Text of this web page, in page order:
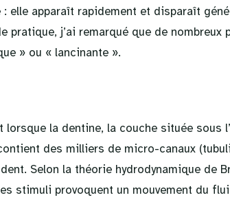
elle apparaît rapidement et disparaît
pratique, j’ai remarqué que de nombreux
» ou « lancinante ».
lorsque la dentine, la couche située sous l’
des milliers de micro-canaux
Selon la théorie hydrodynamique de
stimuli provoquent un mouvement du